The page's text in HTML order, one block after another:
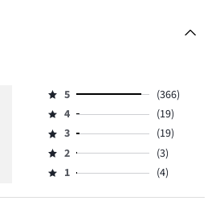
Hodnotenie
5,
počet
hlasov
366.
5
(366)
Hodnotenie
4,
počet
hlasov
4
(19)
Hodnotenie
3,
počet
3
(19)
Hodnotenie
2,
2
(3)
Hodnotenie
1,
1 (4)